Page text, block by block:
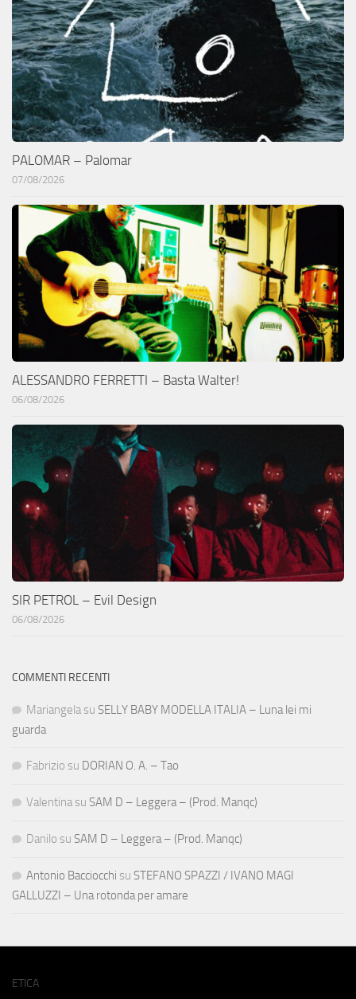
PALOMAR – Palomar
07/08/2026
ALESSANDRO FERRETTI – Basta Walter!
06/08/2026
SIR PETROL – Evil Design
06/08/2026
COMMENTI RECENTI
Mariangela su SELLY BABY MODELLA ITALIA – Luna lei mi
guarda
Fabrizio su DORIAN O. A. – Tao
Valentina su SAM D – Leggera – (Prod. Manqc)
Danilo su SAM D – Leggera – (Prod. Manqc)
Antonio Bacciocchi su STEFANO SPAZZI / IVANO MAGI
GALLUZZI – Una rotonda per amare
ETICA